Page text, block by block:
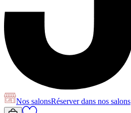
Nos salonsRéserverdans nos salons